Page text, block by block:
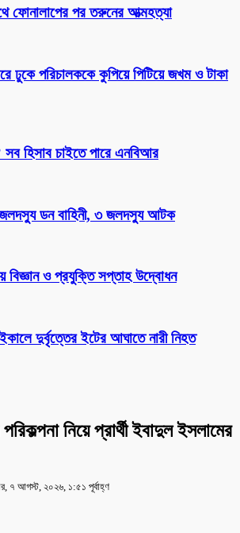
ফোনালাপের পর তরুনের আত্মহত্যা
ঢুকে পরিচালককে কুপিয়ে পিটিয়ে জখম ও টাকা
হিসাব চাইতে পারে এনবিআর
জলদস্যু ডন বাহিনী, ৩ জলদস্যু আটক
বিজ্ঞান ও প্রযুক্তি সপ্তাহ উদ্বোধন
দুর্বৃত্তের ইটের আঘাতে নারী নিহত
নিয়ে প্রার্থী ইবাদুল ইসলামের
৭ আগস্ট, ২০২৬, ১:৫১ পূর্বাহ্ণ